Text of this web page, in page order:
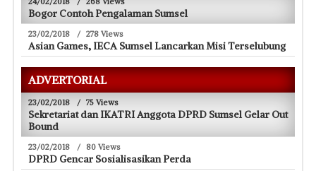
Bogor Contoh Pengalaman Sumsel
23/02/2018 / 278 Views
Asian Games, IECA Sumsel Lancarkan Misi Terselubung
ADVERTORIAL
23/02/2018 / 75 Views
Sekretariat dan IKATRI Anggota DPRD Sumsel Gelar Out
Bound
23/02/2018 / 80 Views
DPRD Gencar Sosialisasikan Perda